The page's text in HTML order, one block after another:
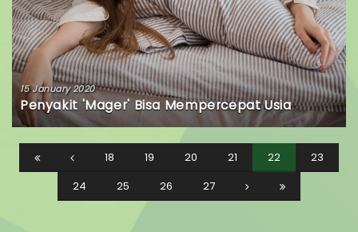
15 January 2020
Penyakit 'Mager' Bisa Mempercepat Usia
18 19 20 21 22
23
24
25 26 27